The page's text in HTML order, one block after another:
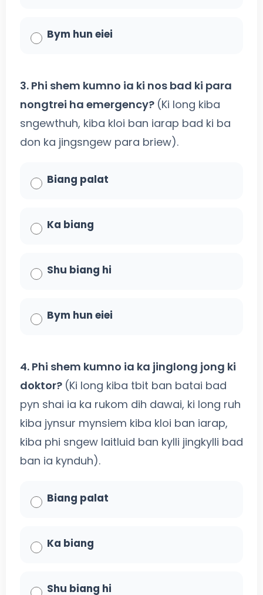
Bym hun eiei
3. Phi shem kumno ia ki nos bad ki para
nongtrei ha emergency? (Ki long kiba
sngewthuh, kiba kloi ban iarap bad ki ba
don ka jingsngew para briew).
Biang palat
Ka biang
Shu biang hi
Bym hun eiei
4. Phi shem kumno ia ka jinglong jong ki
doktor? (Ki long kiba tbit ban batai bad
pyn shai ia ka rukom dih dawai, ki long ruh
kiba jynsur mynsiem kiba kloi ban iarap,
kiba phi sngew laitluid ban kylli jingkylli bad
ban ia kynduh).
Biang palat
Ka biang
Shu biang hi